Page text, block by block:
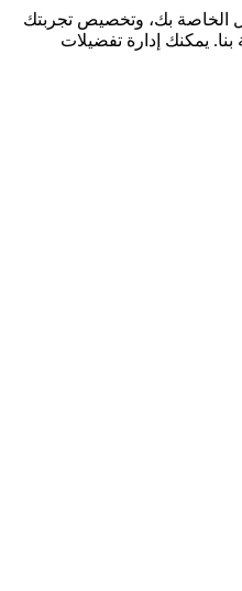
الخاصة بك، وتخصيص تجربتك
يمكنك إدارة تفضيلات